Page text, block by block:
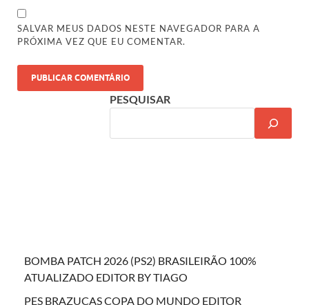
SALVAR MEUS DADOS NESTE NAVEGADOR PARA A
PRÓXIMA VEZ QUE EU COMENTAR.
PESQUISAR
BOMBA PATCH 2026 (PS2) BRASILEIRÃO 100%
ATUALIZADO EDITOR BY TIAGO
PES BRAZUCAS COPA DO MUNDO EDITOR